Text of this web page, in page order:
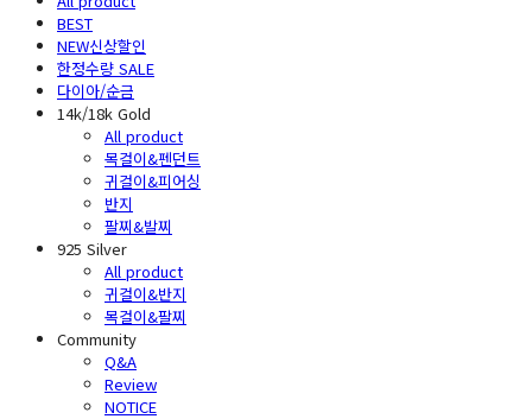
BEST
NEW신상할인
한정수량 SALE
다이아/순금
14k/18k Gold
All product
목걸이&펜던트
귀걸이&피어싱
반지
팔찌&발찌
925 Silver
All product
귀걸이&반지
목걸이&팔찌
Community
Q&A
Review
NOTICE